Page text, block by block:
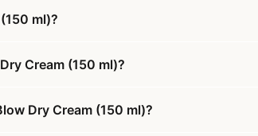
ml)?
Cream (150 ml)?
Dry Cream (150 ml)?